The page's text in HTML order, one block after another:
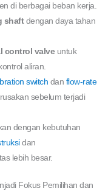
di berbagai beban kerja.
shaftdengan daya tahan
control valveuntuk
aliran.
switch dan flow-rate
sebelum terjadi
dengan kebutuhan
dan
lebih besar.
Fokus Pemilihan dan